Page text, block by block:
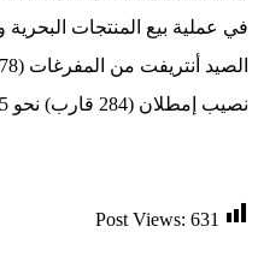
نصيب إمطلان (284 قارب) نحو 575 طن من مفرغات الأخطبوط بقيمة ناهزت 59,68 مليون درهم . (المزيد من المعطيات في هذا الجدول)
Post Views: 631